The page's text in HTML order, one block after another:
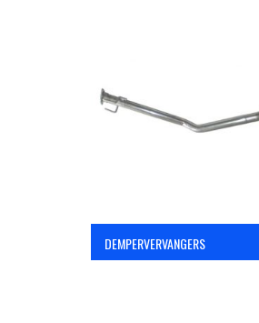
Inloggen / Registreren
DEMPERVERVANGERS